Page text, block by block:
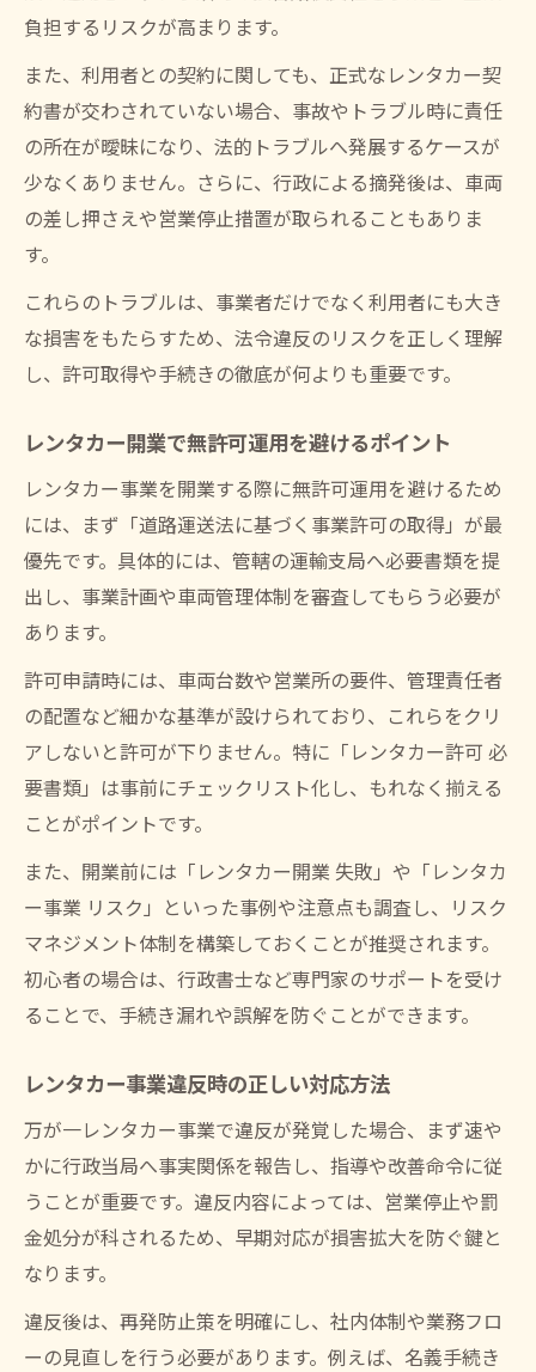
負担するリスクが高まります。
また、利用者との契約に関しても、正式なレンタカー契
約書が交わされていない場合、事故やトラブル時に責任
の所在が曖昧になり、法的トラブルへ発展するケースが
少なくありません。さらに、行政による摘発後は、車両
の差し押さえや営業停止措置が取られることもありま
す。
これらのトラブルは、事業者だけでなく利用者にも大き
な損害をもたらすため、法令違反のリスクを正しく理解
し、許可取得や手続きの徹底が何よりも重要です。
レンタカー開業で無許可運用を避けるポイント
レンタカー事業を開業する際に無許可運用を避けるため
には、まず「道路運送法に基づく事業許可の取得」が最
優先です。具体的には、管轄の運輸支局へ必要書類を提
出し、事業計画や車両管理体制を審査してもらう必要が
あります。
許可申請時には、車両台数や営業所の要件、管理責任者
の配置など細かな基準が設けられており、これらをクリ
アしないと許可が下りません。特に「レンタカー許可 必
要書類」は事前にチェックリスト化し、もれなく揃える
ことがポイントです。
また、開業前には「レンタカー開業 失敗」や「レンタカ
ー事業 リスク」といった事例や注意点も調査し、リスク
マネジメント体制を構築しておくことが推奨されます。
初心者の場合は、行政書士など専門家のサポートを受け
ることで、手続き漏れや誤解を防ぐことができます。
レンタカー事業違反時の正しい対応方法
万が一レンタカー事業で違反が発覚した場合、まず速や
かに行政当局へ事実関係を報告し、指導や改善命令に従
うことが重要です。違反内容によっては、営業停止や罰
金処分が科されるため、早期対応が損害拡大を防ぐ鍵と
なります。
違反後は、再発防止策を明確にし、社内体制や業務フロ
ーの見直しを行う必要があります。例えば、名義手続き